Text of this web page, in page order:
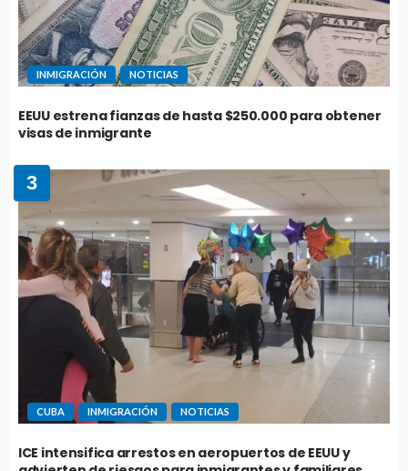
INMIGRACIÓN NOTICIAS
EEUU estrena fianzas de hasta $250.000 para obtener
visas de inmigrante
3
CUBA INMIGRACIÓN NOTICIAS
ICE intensifica arrestos en aeropuertos de EEUU y